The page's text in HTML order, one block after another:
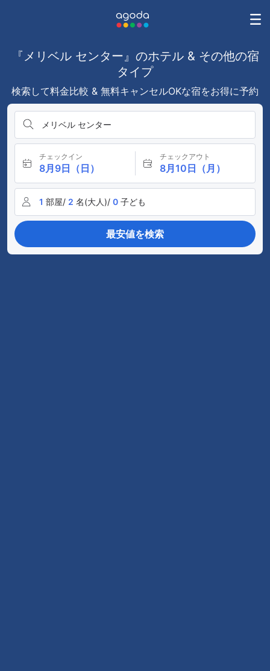
『メリベル センター』のホテル & その他の宿
タイプ
検索して料金比較 & 無料キャンセルOKな宿をお得に予約
メリベル センター
チェックイン
8月9日（日）
チェックアウト
8月10日（月）
1 部屋/ 2 名(大人)/ 0 子ども
最安値を検索